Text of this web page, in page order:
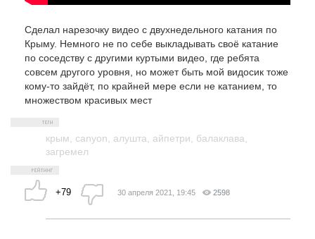
Сделал нарезочку видео с двухнедельного катания по
Крыму. Немного не по себе выкладывать своё катание
по соседству с другими куртыми видео, где ребята
совсем другого уровня, но может быть мой видосик тоже
кому-то зайдёт, по крайней мере если не катанием, то
множеством красивых мест
крым canyon алушта айпетри балаклава
загремел
+79 30 апреля 2021, 19:45 2598